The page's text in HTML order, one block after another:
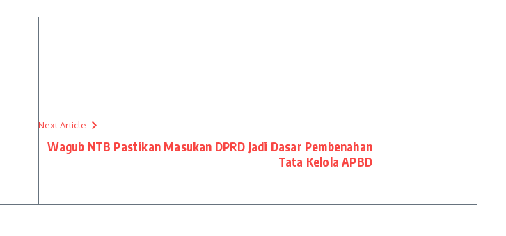
Next Article
Wagub NTB Pastikan Masukan DPRD Jadi Dasar Pembenahan
Tata Kelola APBD